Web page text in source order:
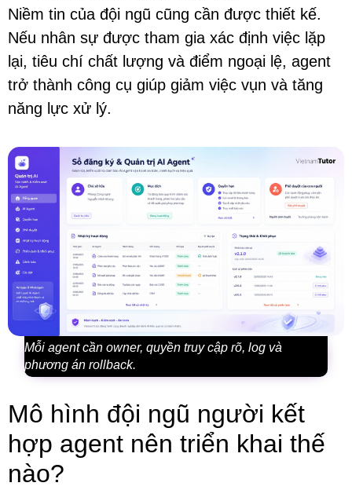
Niềm tin của đội ngũ cũng cần được thiết kế.
Nếu nhân sự được tham gia xác định việc lặp
lại, tiêu chí chất lượng và điểm ngoại lệ, agent
trở thành công cụ giúp giảm việc vụn và tăng
năng lực xử lý.
Mỗi agent cần owner, quyền truy cập rõ, log và
phương án rollback.
Mô hình đội ngũ người kết
hợp agent nên triển khai thế
nào?